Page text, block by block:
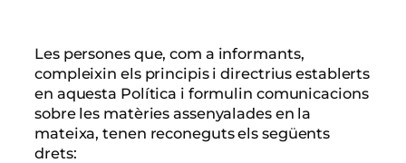
Les persones que, com a informants,
compleixin els principis i directrius establerts
en aquesta Política i formulin comunicacions
sobre les matèries assenyalades en la
mateixa, tenen reconeguts els següents
drets: